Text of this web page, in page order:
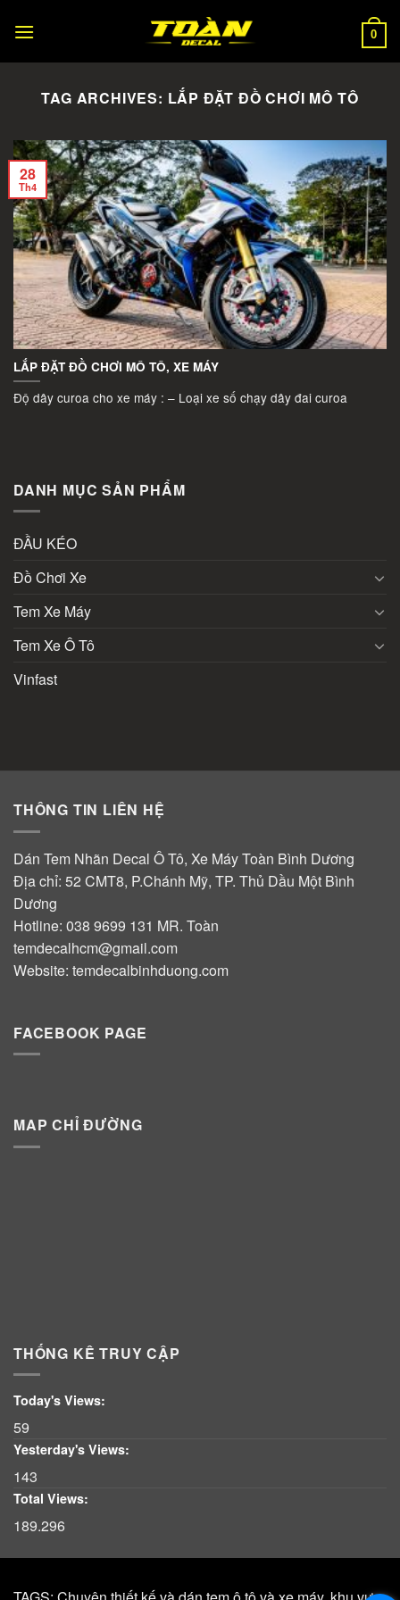
0
TAG ARCHIVES: LẮP ĐẶT ĐỒ CHƠI MÔ TÔ
LẮP ĐẶT ĐỒ CHƠI MÔ TÔ, XE MÁY
Độ dây curoa cho xe máy : – Loại xe số chạy dây đai curoa
28
Th4
DANH MỤC SẢN PHẨM
ĐẦU KÉO
Đồ Chơi Xe
Tem Xe Máy
Tem Xe Ô Tô
Vinfast
THÔNG TIN LIÊN HỆ
Dán Tem Nhãn Decal Ô Tô, Xe Máy Toàn Bình Dương
Địa chỉ: 52 CMT8, P.Chánh Mỹ, TP. Thủ Dầu Một Bình
Dương
Hotline: 038 9699 131 MR. Toàn
temdecalhcm@gmail.com
Website: temdecalbinhduong.com
FACEBOOK PAGE
MAP CHỈ ĐƯỜNG
THỐNG KÊ TRUY CẬP
Today's Views:
59
Yesterday's Views:
143
Total Views:
189.296